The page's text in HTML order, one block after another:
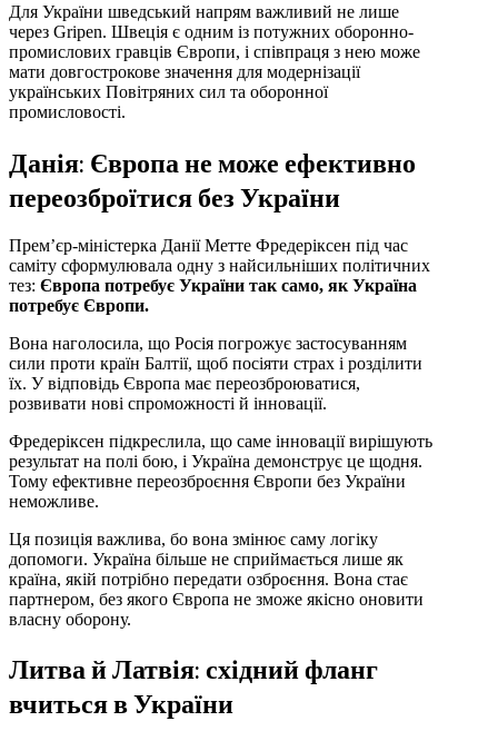
Для України шведський напрям важливий не лише
через Gripen. Швеція є одним із потужних оборонно-
промислових гравців Європи, і співпраця з нею може
мати довгострокове значення для модернізації
українських Повітряних сил та оборонної
промисловості.
Данія: Європа не може ефективно
переозброїтися без України
Прем’єр-міністерка Данії Метте Фредеріксен під час
саміту сформулювала одну з найсильніших політичних
тез: Європа потребує України так само, як Україна
потребує Європи.
Вона наголосила, що Росія погрожує застосуванням
сили проти країн Балтії, щоб посіяти страх і розділити
їх. У відповідь Європа має переозброюватися,
розвивати нові спроможності й інновації.
Фредеріксен підкреслила, що саме інновації вирішують
результат на полі бою, і Україна демонструє це щодня.
Тому ефективне переозброєння Європи без України
неможливе.
Ця позиція важлива, бо вона змінює саму логіку
допомоги. Україна більше не сприймається лише як
країна, якій потрібно передати озброєння. Вона стає
партнером, без якого Європа не зможе якісно оновити
власну оборону.
Литва й Латвія: східний фланг
вчиться в України